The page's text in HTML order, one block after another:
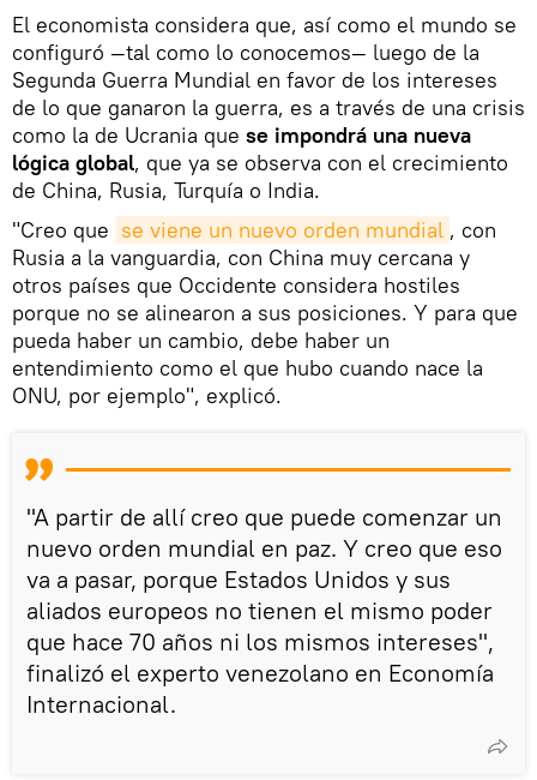
El economista considera que, así como el mundo se
configuró —tal como lo conocemos— luego de la
Segunda Guerra Mundial en favor de los intereses
de lo que ganaron la guerra, es a través de una crisis
como la de Ucrania que se impondrá una nueva
lógica global, que ya se observa con el crecimiento
de China, Rusia, Turquía o India.
"Creo que se viene un nuevo orden mundial , con
Rusia a la vanguardia, con China muy cercana y
otros países que Occidente considera hostiles
porque no se alinearon a sus posiciones. Y para que
pueda haber un cambio, debe haber un
entendimiento como el que hubo cuando nace la
ONU, por ejemplo", explicó.
"A partir de allí creo que puede comenzar un
nuevo orden mundial en paz. Y creo que eso
va a pasar, porque Estados Unidos y sus
aliados europeos no tienen el mismo poder
que hace 70 años ni los mismos intereses",
finalizó el experto venezolano en Economía
Internacional.